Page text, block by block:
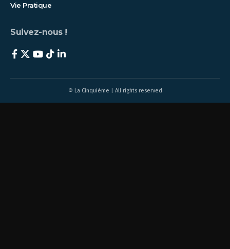
Vie Pratique
Suivez-nous !
© La Cinquième | All rights reserved